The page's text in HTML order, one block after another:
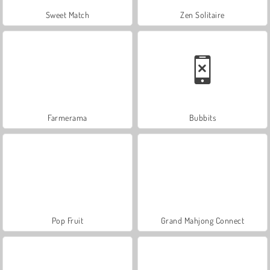
Sweet Match Zen Solitaire
Farmerama Bubbits
Pop Fruit Grand Mahjong Connect